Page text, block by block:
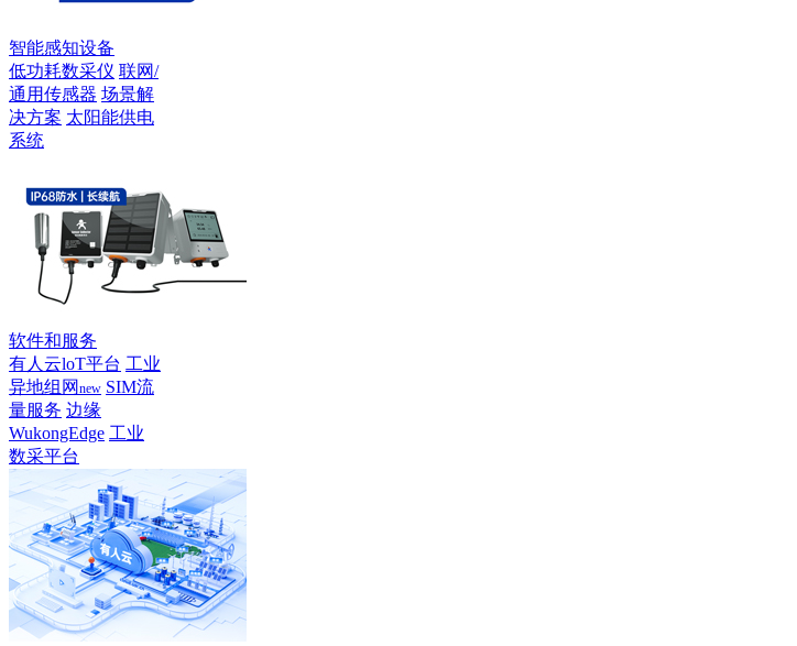
智能感知设备
低功耗数采仪 联网/
通用传感器 场景解
决方案 太阳能供电
系统
软件和服务
有人云loT平台 工业
异地组网 new SIM流
量服务 边缘
WukongEdge 工业
数采平台